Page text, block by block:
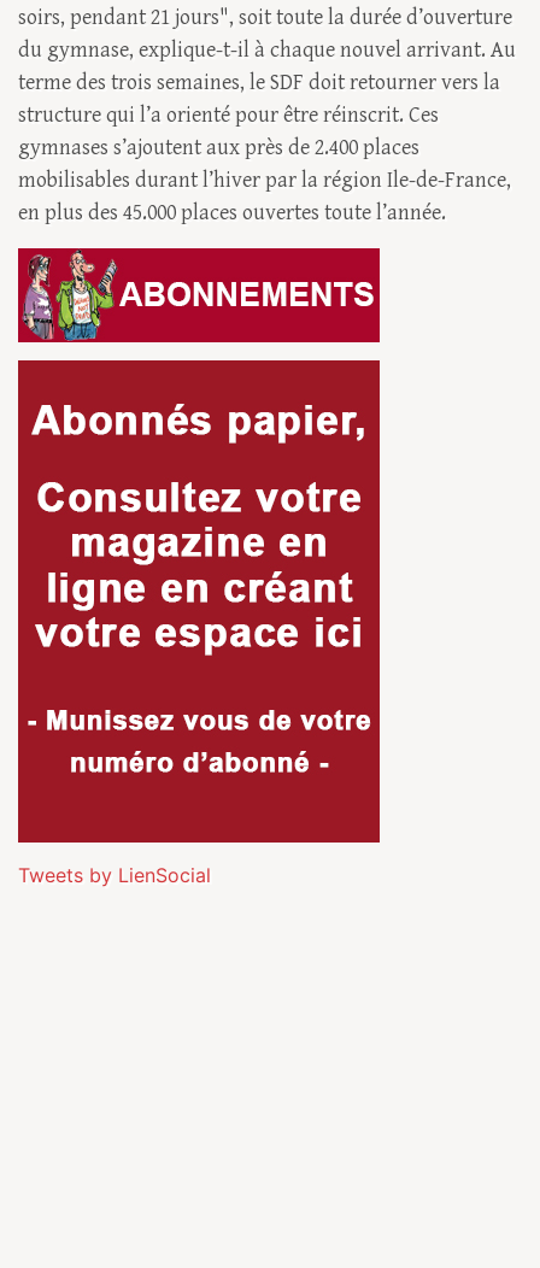
soirs, pendant 21 jours", soit toute la durée d’ouverture
du gymnase, explique-t-il à chaque nouvel arrivant. Au
terme des trois semaines, le SDF doit retourner vers la
structure qui l’a orienté pour être réinscrit. Ces
gymnases s’ajoutent aux près de 2.400 places
mobilisables durant l’hiver par la région Ile-de-France,
en plus des 45.000 places ouvertes toute l’année.
Tweets by LienSocial